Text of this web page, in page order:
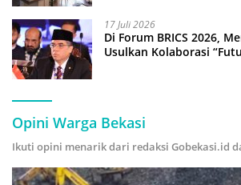
17 Juli 2026
Di Forum BRICS 2026,
Usulkan Kolaborasi
Opini Warga Bekasi
Ikuti opini menarik dari redaksi Gobekasi.id